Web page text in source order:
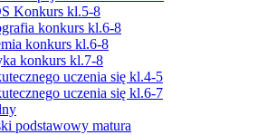
Konkurs kl.5-8
konkurs kl.6-8
konkurs kl.6-8
konkurs kl.7-8
uczenia się kl.4-5
uczenia się kl.6-7
podstawowy matura